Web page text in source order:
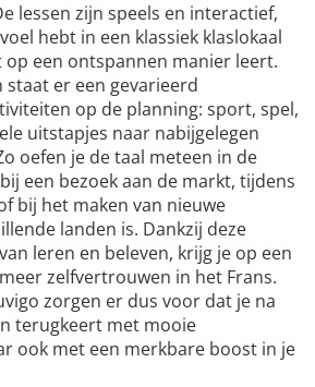
lessen zijn speels en interactief,
hebt in een klassiek klaslokaal
een ontspannen manier leert.
staat er een gevarieerd
op de planning: sport, spel,
uitstapjes naar nabijgelegen
oefen je de taal meteen in de
een bezoek aan de markt, tijdens
bij het maken van nieuwe
landen is. Dankzij deze
leren en beleven, krijg je op een
zelfvertrouwen in het Frans.
zorgen er dus voor dat je na
terugkeert met mooie
ook met een merkbare boost in je